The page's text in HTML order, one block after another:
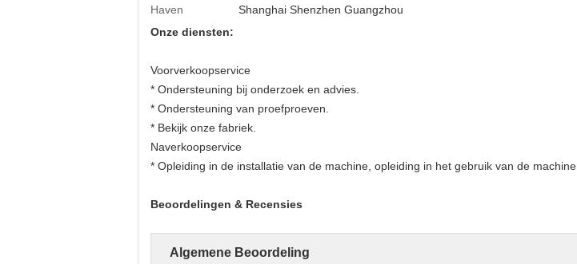
Haven
Shanghai Shenzhen Guangzhou
Onze diensten:
Voorverkoopservice
* Ondersteuning bij onderzoek en advies.
* Ondersteuning van proefproeven.
* Bekijk onze fabriek.
Naverkoopservice
* Opleiding in de installatie van de machine, opleiding in het gebruik van de machine.
Beoordelingen & Recensies
Algemene Beoordeling